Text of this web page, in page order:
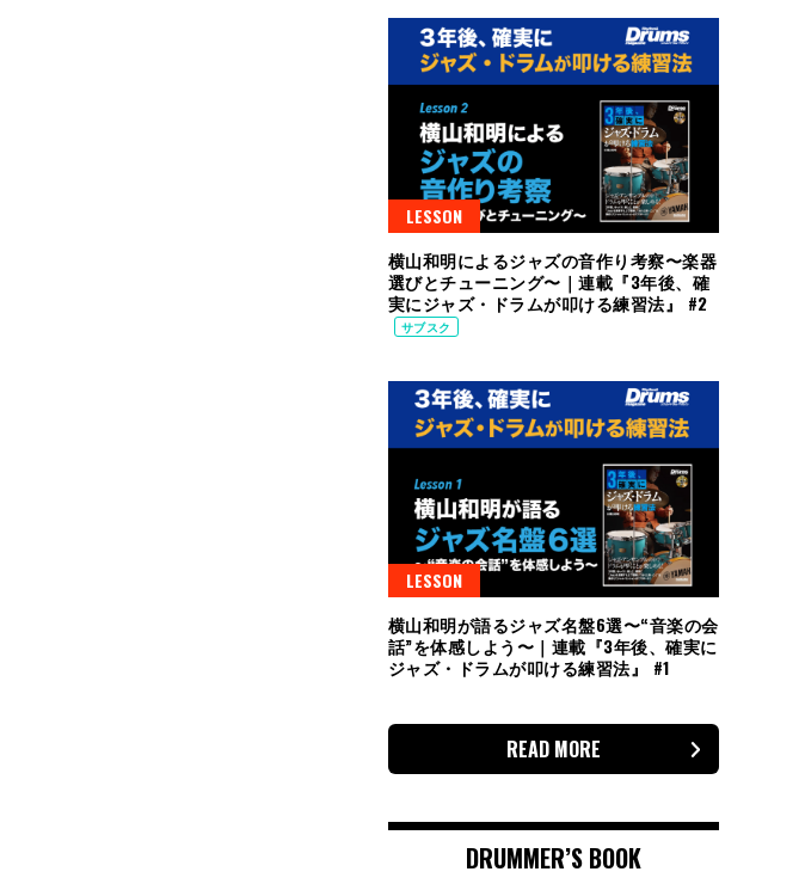
LESSON
横山和明によるジャズの音作り考察〜楽器
選びとチューニング〜｜連載『3年後、確
実にジャズ・ドラムが叩ける練習法』 #2
サブスク
LESSON
横山和明が語るジャズ名盤6選〜“音楽の会
話”を体感しよう〜｜連載『3年後、確実に
ジャズ・ドラムが叩ける練習法』 #1
READ MORE
DRUMMER’S BOOK